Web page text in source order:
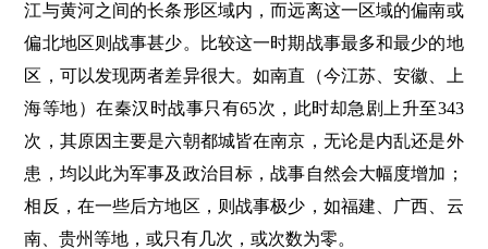
江与黄河之间的长条形区域内，而远离这一区域的偏南或
偏北地区则战事甚少。比较这一时期战事最多和最少的地
区，可以发现两者差异很大。如南直（今江苏、安徽、上
海等地）在秦汉时战事只有65次，此时却急剧上升至343
次，其原因主要是六朝都城皆在南京，无论是内乱还是外
患，均以此为军事及政治目标，战事自然会大幅度增加；
相反，在一些后方地区，则战事极少，如福建、广西、云
南、贵州等地，或只有几次，或次数为零。